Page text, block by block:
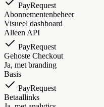
PayRequest
Abonnementenbeheer
Visueel dashboard
Alleen API
PayRequest
Gehoste Checkout
Ja, met branding
Basis
PayRequest
Betaallinks